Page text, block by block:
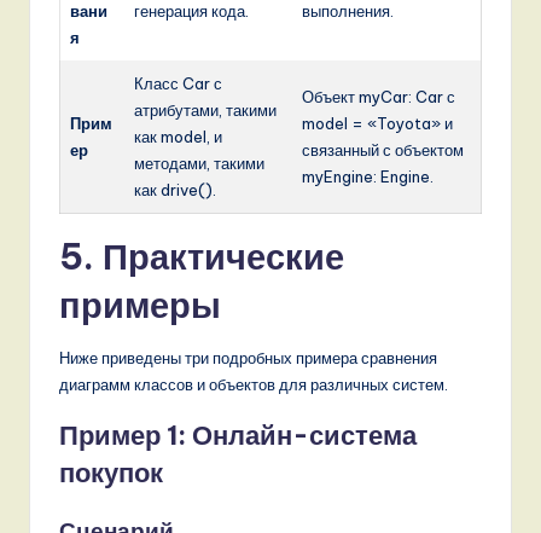
вани
я
генерация кода.
выполнения.
Прим
ер
Класс Car с
атрибутами, такими
как model, и
методами, такими
как drive().
Объект myCar: Car с
model = «Toyota» и
связанный с объектом
myEngine: Engine.
5. Практические
примеры
Ниже приведены три подробных примера сравнения
диаграмм классов и объектов для различных систем.
Пример 1: Онлайн-система
покупок